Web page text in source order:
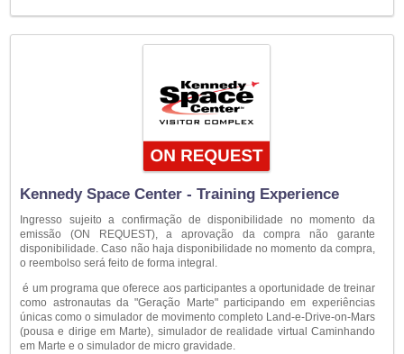
Kennedy Space Center - Training Experience
Ingresso sujeito a confirmação de disponibilidade no momento da
emissão (ON REQUEST), a aprovação da compra não garante
disponibilidade. Caso não haja disponibilidade no momento da compra,
o reembolso será feito de forma integral.
é um programa que oferece aos participantes a oportunidade de treinar
como astronautas da "Geração Marte" participando em experiências
únicas como o simulador de movimento completo Land-e-Drive-on-Mars
(pousa e dirige em Marte), simulador de realidade virtual Caminhando
em Marte e o simulador de micro gravidade.